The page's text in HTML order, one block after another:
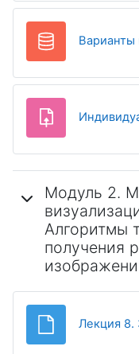
Варианты
Модуль 2.
Алгоритмы
получения
Лекция